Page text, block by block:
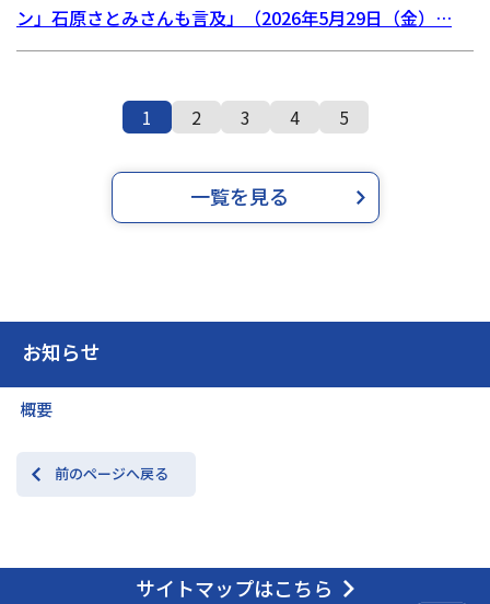
お知らせ
概要
前のページへ戻る
ン」石原さとみさんも言及」（2026年5月29日（金）…
1 2 3 4 5
一覧を見る
サイトマップはこちら